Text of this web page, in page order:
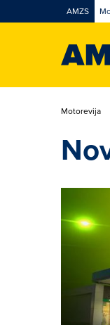
AMZS
Motorevija